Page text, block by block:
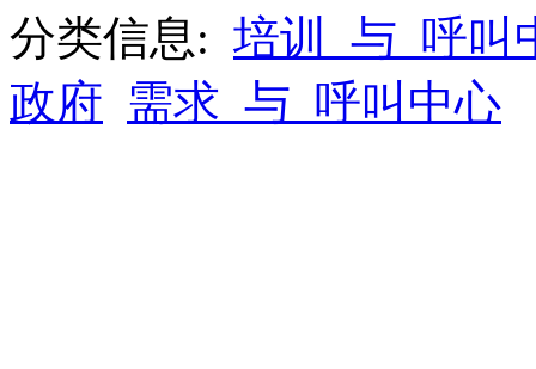
分类信息: 培训_与_呼叫
政府 需求_与_呼叫中心